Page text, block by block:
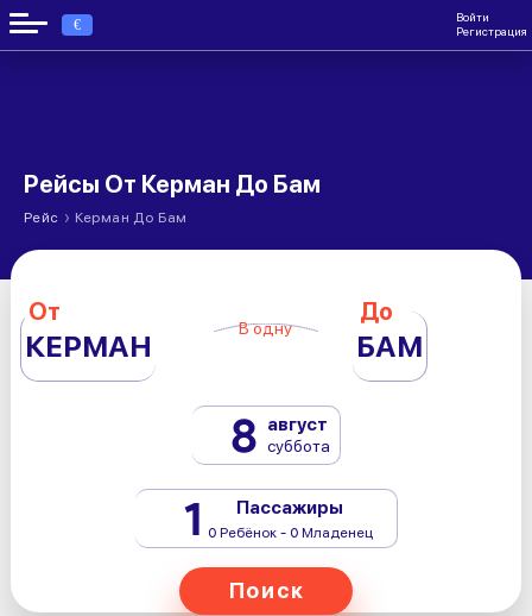
€
Войти
Регистрация
Рейсы От Керман До Бам
Рейс › Керман До Бам
От
КЕРМАН В одну
До
БАМ
8 август
суббота
1 Пассажиры
0 Ребёнок - 0 Младенец
Поиск